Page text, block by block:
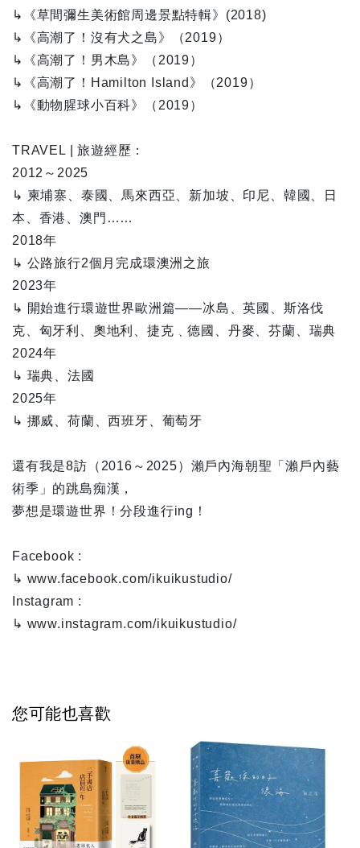
↳《草間彌生美術館周邊景點特輯》(2018)
↳《高潮了！沒有犬之島》（2019）
↳《高潮了！男木島》（2019）
↳《高潮了！Hamilton Island》（2019）
↳《動物腥球小百科》（2019）
TRAVEL | 旅遊經歷：
2012～2025
↳ 柬埔寨、泰國、馬來西亞、新加坡、印尼、韓國、日
本、香港、澳門……
2018年
↳ 公路旅行2個月完成環澳洲之旅
2023年
↳ 開始進行環遊世界歐洲篇——冰島、英國、斯洛伐
克、匈牙利、奧地利、捷克﹑德國、丹麥、芬蘭、瑞典
2024年
↳ 瑞典、法國
2025年
↳ 挪威、荷蘭、西班牙、葡萄牙
還有我是8訪（2016～2025）瀨戶內海朝聖「瀨戶內藝
術季」的跳島痴漢，
夢想是環遊世界！分段進行ing！
Facebook :
↳ www.facebook.com/ikuikustudio/
Instagram :
↳ www.instagram.com/ikuikustudio/
您可能也喜歡